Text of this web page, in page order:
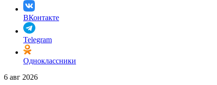
ВКонтакте
Telegram
Одноклассники
6 авг 2026